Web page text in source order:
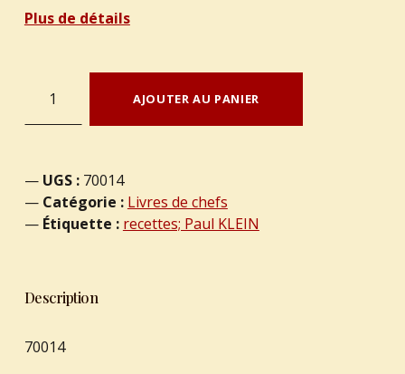
Plus de détails
AJOUTER AU PANIER
UGS : 70014
Catégorie : Livres de chefs
Étiquette : recettes; Paul KLEIN
Description
70014